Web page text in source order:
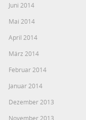
Juni 2014
Mai 2014
April 2014
März 2014
Februar 2014
Januar 2014
Dezember 2013
November 2013